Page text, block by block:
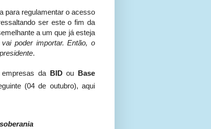
para regulamentar o acesso
ser este o fim da
a um que já esteja
poder importar. Então, o
.
da BID ou Base
(04 de outubro), aqui